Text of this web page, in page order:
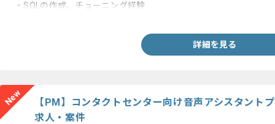
・SQLの作成、チューニング経験
詳細を見る
New
【PM】コンタクトセンター向け音声アシスタント
求人・案件